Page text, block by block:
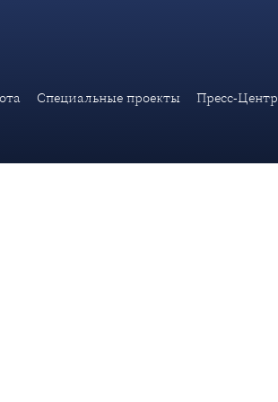
Специальные проекты Пресс-Центр